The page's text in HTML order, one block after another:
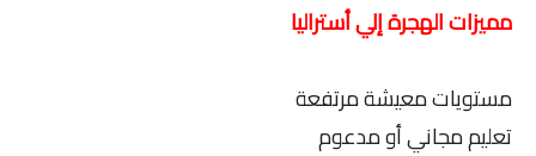
مميزات الهجرة إلي أستراليا
مستويات معيشة مرتفعة
تعليم مجاني أو مدعوم